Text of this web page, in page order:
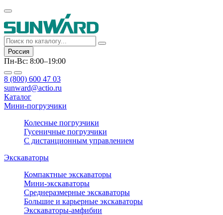
Россия
Пн-Вс: 8:00–19:00
8 (800) 600 47 03
sunward@actio.ru
Каталог
Мини-погрузчики
Колесные погрузчики
Гусеничные погрузчики
С дистанционным управлением
Экскаваторы
Компактные экскаваторы
Мини-экскаваторы
Среднеразмерные экскаваторы
Большие и карьерные экскаваторы
Экскаваторы-амфибии